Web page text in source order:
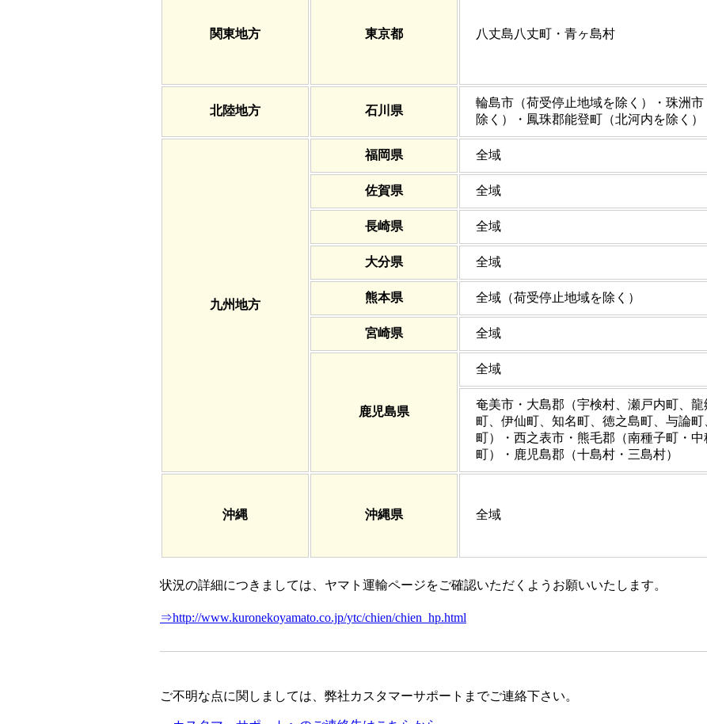
関東地方 東京都 八丈島八丈町・青ヶ島村
北陸地方 石川県
輪島市（荷受停止地域を除く）・珠洲
除く）・鳳珠郡能登町（北河内を除く
九州地方
福岡県 全域
佐賀県 全域
長崎県 全域
大分県 全域
熊本県 全域（荷受停止地域を除く）
宮崎県 全域
鹿児島県
全域
奄美市・大島郡（宇検村、瀬戸内町、
町、伊仙町、知名町、徳之島町、与論
町）・西之表市・熊毛郡（南種子町・
町）・鹿児島郡（十島村・三島村）
沖縄 沖縄県 全域
状況の詳細につきましては、ヤマト運輸ページをご確認いただくようお願いいたします。
⇒http://www.kuronekoyamato.co.jp/ytc/chien/chien_hp.html
ご不明な点に関しましては、弊社カスタマーサポートまでご連絡下さい。